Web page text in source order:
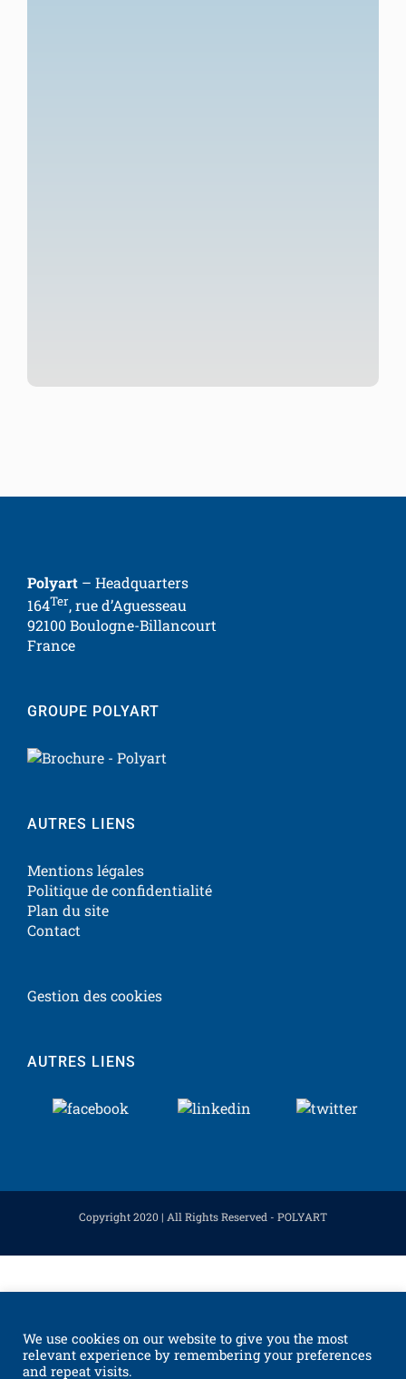
Polyart – Headquarters
164Ter, rue d’Aguesseau
92100 Boulogne-Billancourt
France
GROUPE POLYART
AUTRES LIENS
Mentions légales
Politique de confidentialité
Plan du site
Contact
Gestion des cookies
AUTRES LIENS
Copyright 2020 | All Rights Reserved - POLYART
We use cookies on our website to give you the most
relevant experience by remembering your preferences
and repeat visits.